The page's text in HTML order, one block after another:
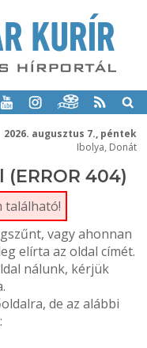
2026. augusztus 7., péntek
Ibolya, Donát
404)
található!
vagy ahonnan
elírta az oldal címét.
nálunk, kérjük
de az alábbi